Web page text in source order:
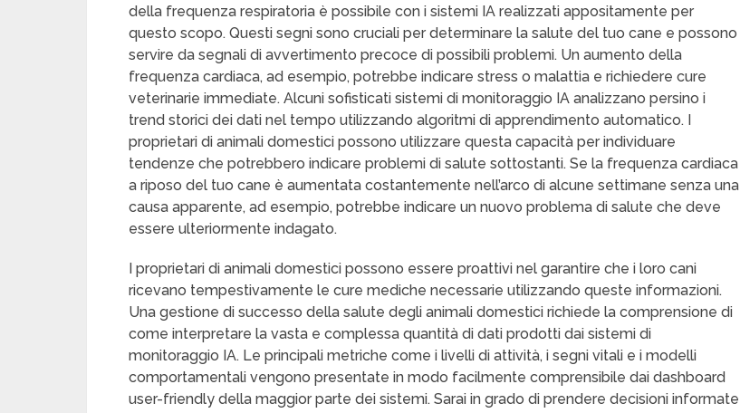
della frequenza respiratoria è possibile con i sistemi IA realizzati appositamente per
questo scopo. Questi segni sono cruciali per determinare la salute del tuo cane e possono
servire da segnali di avvertimento precoce di possibili problemi. Un aumento della
frequenza cardiaca, ad esempio, potrebbe indicare stress o malattia e richiedere cure
veterinarie immediate. Alcuni sofisticati sistemi di monitoraggio IA analizzano persino i
trend storici dei dati nel tempo utilizzando algoritmi di apprendimento automatico. I
proprietari di animali domestici possono utilizzare questa capacità per individuare
tendenze che potrebbero indicare problemi di salute sottostanti. Se la frequenza cardiaca
a riposo del tuo cane è aumentata costantemente nell’arco di alcune settimane senza una
causa apparente, ad esempio, potrebbe indicare un nuovo problema di salute che deve
essere ulteriormente indagato.
I proprietari di animali domestici possono essere proattivi nel garantire che i loro cani
ricevano tempestivamente le cure mediche necessarie utilizzando queste informazioni.
Una gestione di successo della salute degli animali domestici richiede la comprensione di
come interpretare la vasta e complessa quantità di dati prodotti dai sistemi di
monitoraggio IA. Le principali metriche come i livelli di attività, i segni vitali e i modelli
comportamentali vengono presentate in modo facilmente comprensibile dai dashboard
user-friendly della maggior parte dei sistemi. Sarai in grado di prendere decisioni informate